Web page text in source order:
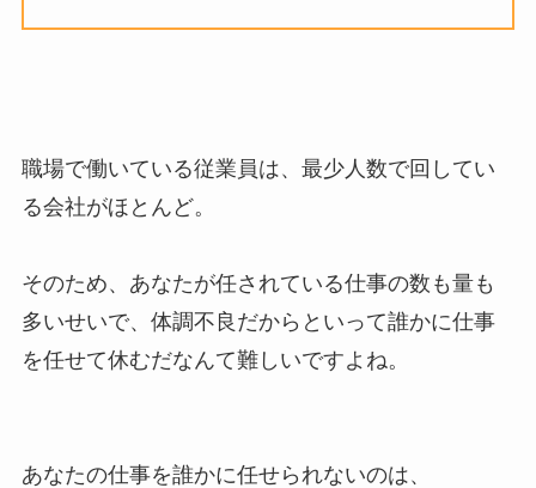
職場で働いている従業員は、最少人数で回してい
る会社がほとんど。
そのため、あなたが任されている仕事の数も量も
多いせいで、体調不良だからといって誰かに仕事
を任せて休むだなんて難しいですよね。
あなたの仕事を誰かに任せられないのは、